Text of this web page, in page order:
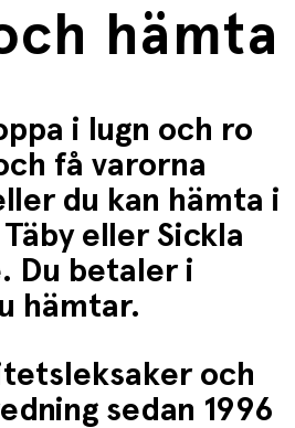
hämta
i lugn och ro
få varorna
du kan hämta i
eller Sickla
Du betaler i
hämtar.
och
sedan 1996